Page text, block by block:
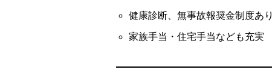
健康診断、無事故報奨金制度あり
家族手当・住宅手当なども充実